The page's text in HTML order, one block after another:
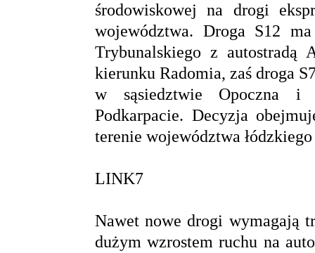
środowiskowej na drogi
województwa. Droga S12
Trybunalskiego z
kierunku Radomia, zaś droga
w sąsiedztwie Opoczna i
Podkarpacie. Decyzja
terenie województwa
LINK7
Nawet nowe drogi wymagają
dużym wzrostem ruchu na